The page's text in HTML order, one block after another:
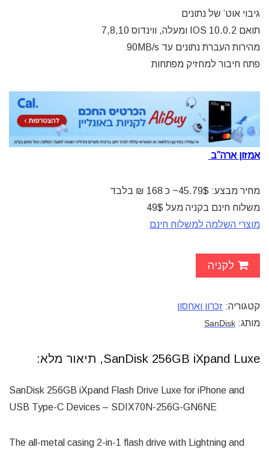
גיבוי אוט’ של נתונים
תואם IOS 10.0.2 ומעלה, ווינדוס 7,8,10
מהירות העברת נתונים עד 90MB/s
פתח חיבור למחזיק מפתחות
אמזון ארה”ב
מחיר מבצע: 45.79$~ כ 168 ₪ בלבד
משלוח חינם בקניה מעל 49$
מוצרי השלמה למשלוח חינם
לקניה
קטגוריה: זכרון ואחסון
מותג: SanDisk
SanDisk 256GB iXpand Luxe, תיאור מלא:
SanDisk 256GB iXpand Flash Drive Luxe for iPhone and
USB Type-C Devices – SDIX70N-256G-GN6NE
The all-metal casing 2-in-1 flash drive with Lightning and